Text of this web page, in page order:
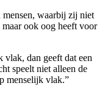
waarbij zij niet
ook oog heeft voor
vlak, dan geeft dat een
speelt niet alleen de
menselijk vlak.”